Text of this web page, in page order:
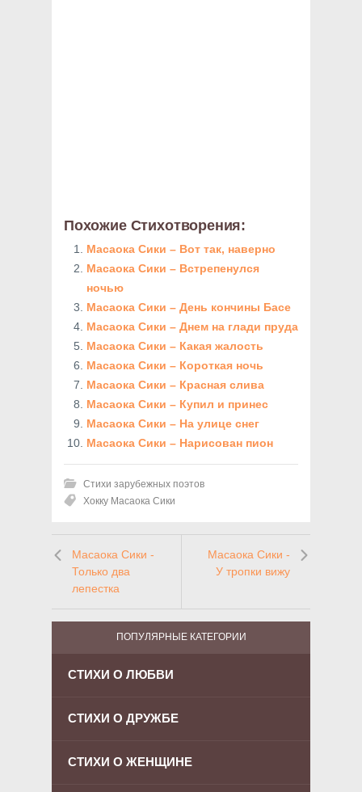
Похожие Стихотворения:
Масаока Сики – Вот так, наверно
Масаока Сики – Встрепенулся
ночью
Масаока Сики – День кончины Басе
Масаока Сики – Днем на глади пруда
Масаока Сики – Какая жалость
Масаока Сики – Короткая ночь
Масаока Сики – Красная слива
Масаока Сики – Купил и принес
Масаока Сики – На улице снег
Масаока Сики – Нарисован пион
Стихи зарубежных поэтов
Хокку Масаока Сики
Масаока Сики -
Только два
лепестка
Масаока Сики -
У тропки вижу
ПОПУЛЯРНЫЕ КАТЕГОРИИ
СТИХИ О ЛЮБВИ
СТИХИ О ДРУЖБЕ
СТИХИ О ЖЕНЩИНЕ